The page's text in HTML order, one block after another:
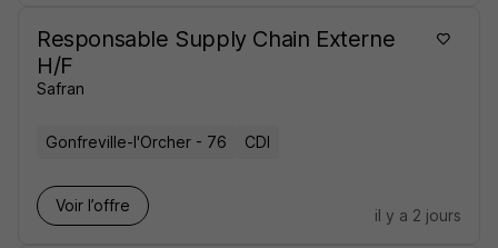
Responsable Supply Chain Externe
H/F
Safran
Gonfreville-l'Orcher - 76 CDI
Voir l’offre
il y a 2 jours